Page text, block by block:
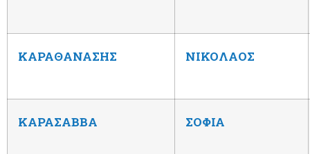
ΚΑΡΑΘΑΝΑΣΗΣ ΝΙΚΟΛΑΟΣ
ΚΑΡΑΣΑΒΒΑ ΣΟΦΙΑ